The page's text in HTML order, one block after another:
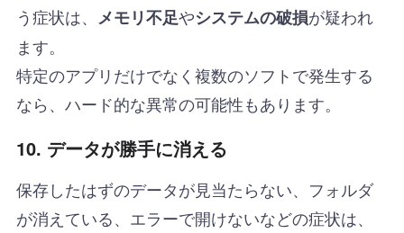
う症状は、 メモリ不足やシステムの破損が疑われ
ます。
特定のアプリだけでなく複数のソフトで発生する
なら、ハード的な異常の可能性もあります。
10. データが勝手に消える
保存したはずのデータが見当たらない、フォルダ
が消えている、エラーで開けないなどの症状は、